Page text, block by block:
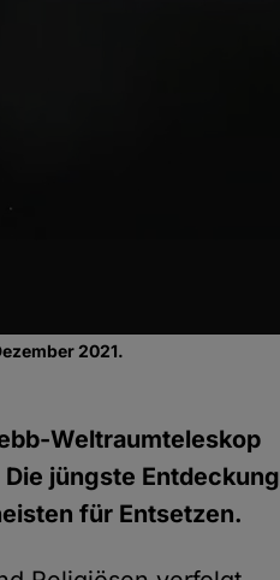
2021.
Weltraumteleskop
jüngste Entdeckung
für Entsetzen.